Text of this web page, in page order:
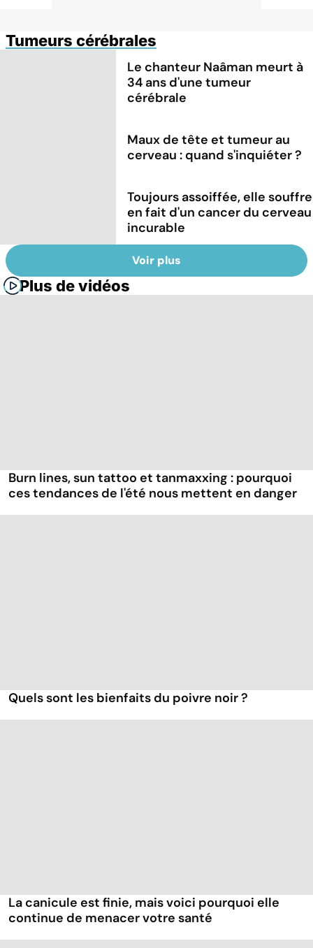
Tumeurs cérébrales
Le chanteur Naâman meurt à
34 ans d'une tumeur
cérébrale
Maux de tête et tumeur au
cerveau : quand s'inquiéter ?
Toujours assoiffée, elle souffre
en fait d'un cancer du cerveau
incurable
Voir plus
Plus de vidéos
Burn lines, sun tattoo et tanmaxxing : pourquoi
ces tendances de l'été nous mettent en danger
Quels sont les bienfaits du poivre noir ?
La canicule est finie, mais voici pourquoi elle
continue de menacer votre santé